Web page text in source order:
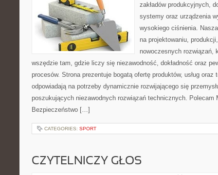
zakładów produkcyjnych,
systemy oraz urządzenia
wysokiego ciśnienia.
na projektowaniu,
nowoczesnych rozwiązań,
wszędzie tam, gdzie liczy się niezawodność, dokładność oraz
procesów. Strona prezentuje bogatą ofertę produktów, usług oraz
odpowiadają na potrzeby dynamicznie rozwijającego się
poszukujących niezawodnych rozwiązań technicznych. Polecam
Bezpieczeństwo […]
CATEGORIES: SPORT
CZYTELNICZY GŁOS